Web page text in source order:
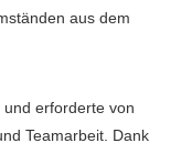
aus dem
erforderte von
Teamarbeit. Dank